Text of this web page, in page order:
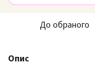
До обраного
Опис